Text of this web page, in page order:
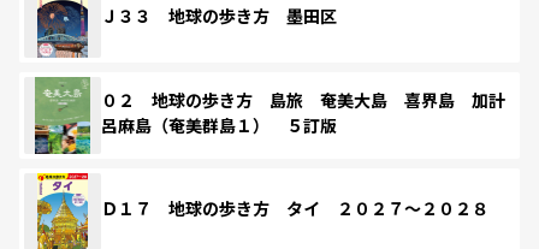
Ｊ３３ 地球の歩き方 墨田区
０２ 地球の歩き方 島旅 奄美大島 喜界島 加計
呂麻島（奄美群島１） ５訂版
Ｄ１７ 地球の歩き方 タイ ２０２７～２０２８